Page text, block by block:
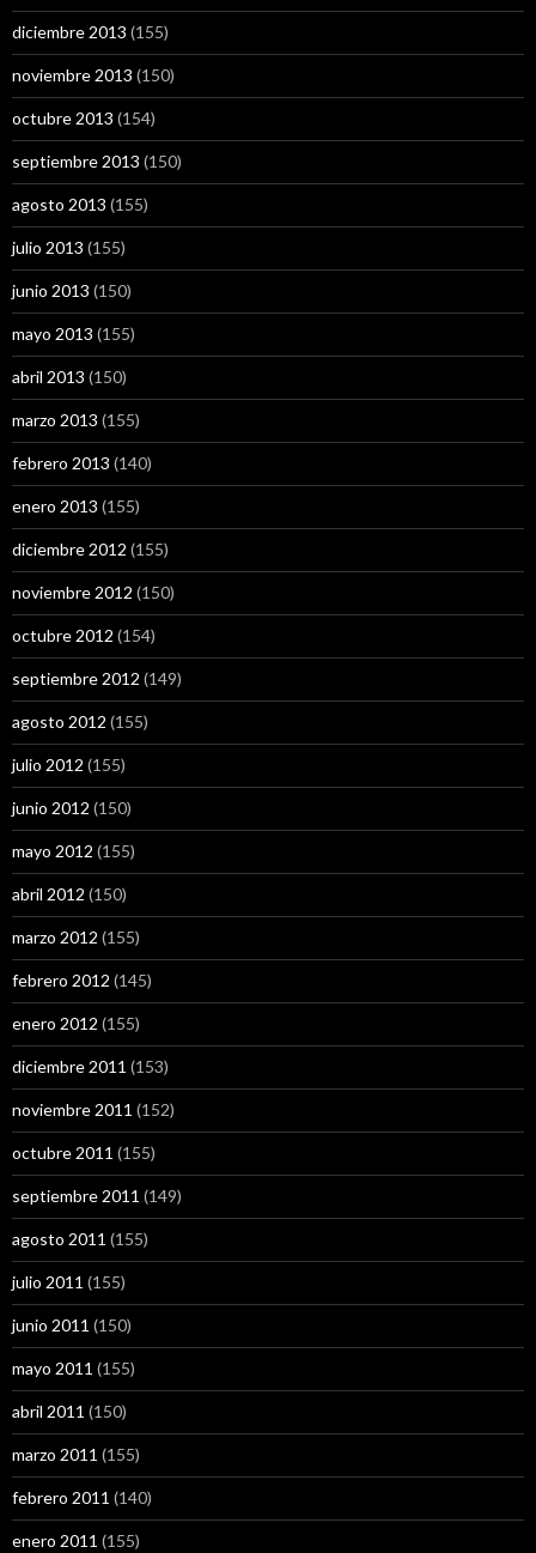
diciembre 2013 (155)
noviembre 2013 (150)
octubre 2013 (154)
septiembre 2013 (150)
agosto 2013 (155)
julio 2013 (155)
junio 2013 (150)
mayo 2013 (155)
abril 2013 (150)
marzo 2013 (155)
febrero 2013 (140)
enero 2013 (155)
diciembre 2012 (155)
noviembre 2012 (150)
octubre 2012 (154)
septiembre 2012 (149)
agosto 2012 (155)
julio 2012 (155)
junio 2012 (150)
mayo 2012 (155)
abril 2012 (150)
marzo 2012 (155)
febrero 2012 (145)
enero 2012 (155)
diciembre 2011 (153)
noviembre 2011 (152)
octubre 2011 (155)
septiembre 2011 (149)
agosto 2011 (155)
julio 2011 (155)
junio 2011 (150)
mayo 2011 (155)
abril 2011 (150)
marzo 2011 (155)
febrero 2011 (140)
enero 2011 (155)